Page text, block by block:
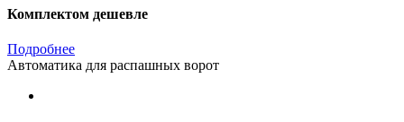
Комплектом дешевле
Подробнее
Автоматика для распашных ворот